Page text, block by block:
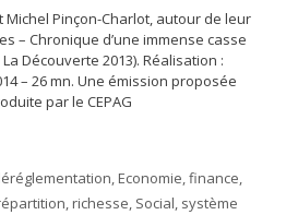
Pinçon-Charlot, autour de leur
– Chronique d’une immense casse
Découverte 2013). Réalisation :
– 26 mn. Une émission proposée
par le CEPAG
,Economie,finance,
,richesse, Social, système